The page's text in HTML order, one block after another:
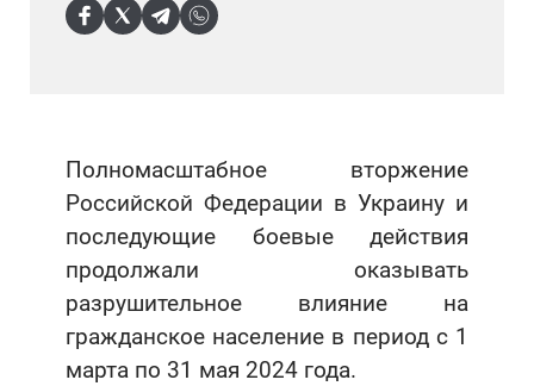
Полномасштабное вторжение
Российской Федерации в Украину и
последующие боевые действия
продолжали оказывать
разрушительное влияние на
гражданское население в период с 1
марта по 31 мая 2024 года.